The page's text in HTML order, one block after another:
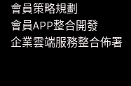
會員策略規劃
會員APP整合開發
企業雲端服務整合佈署